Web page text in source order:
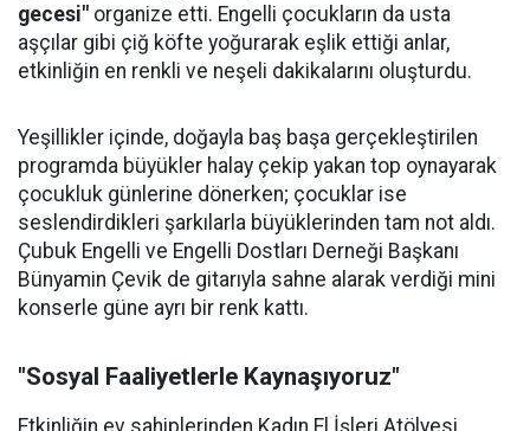
gecesi" organize etti. Engelli çocukların da usta
aşçılar gibi çiğ köfte yoğurarak eşlik ettiği anlar,
etkinliğin en renkli ve neşeli dakikalarını oluşturdu.
Yeşillikler içinde, doğayla baş başa gerçekleştirilen
programda büyükler halay çekip yakan top oynayarak
çocukluk günlerine dönerken; çocuklar ise
seslendirdikleri şarkılarla büyüklerinden tam not aldı.
Çubuk Engelli ve Engelli Dostları Derneği Başkanı
Bünyamin Çevik de gitarıyla sahne alarak verdiği mini
konserle güne ayrı bir renk kattı.
"Sosyal Faaliyetlerle Kaynaşıyoruz"
Etkinliğin ev sahiplerinden Kadın El İşleri Atölyesi